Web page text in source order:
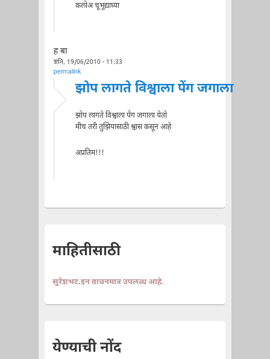
कलोअ चूभूद्याघ्या
ह बा
शनि, 19/06/2010 - 11:33
permalink
झोप लागते विश्वाला पेंग जगाला
झोप लागते विश्वाला पेंग जगाला येतो
मीच तरी तुझियासाठी श्वास कसून आहे
अप्रतिम!!!
माहितीसाठी
सुरेशभट.इन वाचनमात्र उपलब्ध आहे.
येण्याची नोंद